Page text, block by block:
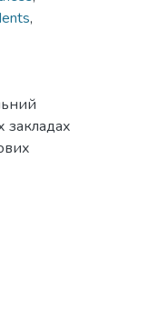
,
закладах